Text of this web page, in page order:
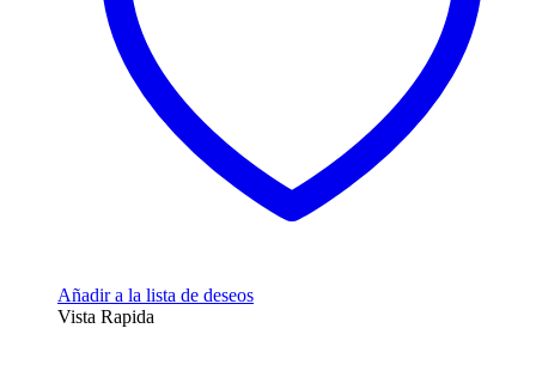
Añadir a la lista de deseos
Vista Rapida